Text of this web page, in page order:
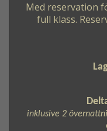
Med reservation
full klass.
inklusive 2